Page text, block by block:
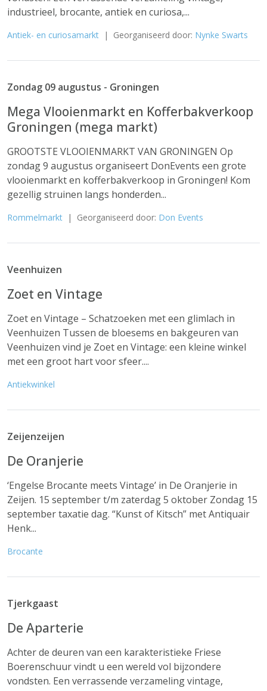
industrieel, brocante, antiek en curiosa,...
Antiek- en curiosamarkt | Georganiseerd door: Nynke Swarts
Zondag 09 augustus - Groningen
Mega Vlooienmarkt en Kofferbakverkoop
Groningen (mega markt)
GROOTSTE VLOOIENMARKT VAN GRONINGEN Op
zondag 9 augustus organiseert DonEvents een grote
vlooienmarkt en kofferbakverkoop in Groningen! Kom
gezellig struinen langs honderden...
Rommelmarkt | Georganiseerd door: Don Events
Veenhuizen
Zoet en Vintage
Zoet en Vintage – Schatzoeken met een glimlach in
Veenhuizen Tussen de bloesems en bakgeuren van
Veenhuizen vind je Zoet en Vintage: een kleine winkel
met een groot hart voor sfeer....
Antiekwinkel
Zeijenzeijen
De Oranjerie
‘Engelse Brocante meets Vintage’ in De Oranjerie in
Zeijen. 15 september t/m zaterdag 5 oktober Zondag 15
september taxatie dag. “Kunst of Kitsch” met Antiquair
Henk...
Brocante
Tjerkgaast
De Aparterie
Achter de deuren van een karakteristieke Friese
Boerenschuur vindt u een wereld vol bijzondere
vondsten. Een verrassende verzameling vintage,